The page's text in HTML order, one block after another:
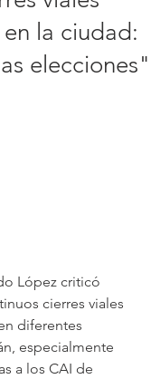
la ciudad:
elecciones"
López criticó
cierres viales
diferentes
especialmente
a los CAI de